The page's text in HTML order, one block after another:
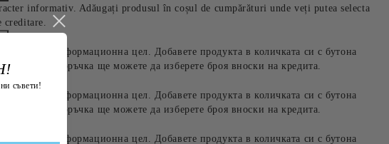
informativ. Adăugați produsul în coșul de cumpărături unde veți putea selecta
creditare.
таблица е с информационна цел. Добавете продукта в количката си с бутона
и при поръчка ще можете да изберете броя вноски на кредита.
таблица е с информационна цел. Добавете продукта в количката си с бутона
и при поръчка ще можете да изберете броя вноски на кредита.
таблица е с информационна цел. Добавете продукта в количката си с бутона
съвети!